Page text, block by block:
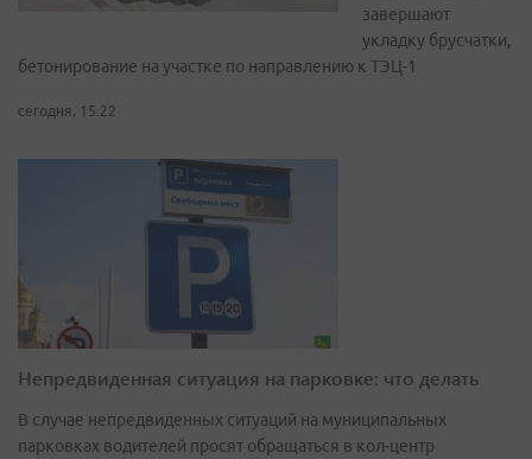
завершают
укладку брусчатки,
бетонирование на участке по направлению к ТЭЦ-1
сегодня, 15:22
Непредвиденная ситуация на парковке: что делать
В случае непредвиденных ситуаций на муниципальных
парковках водителей просят обращаться в кол-центр